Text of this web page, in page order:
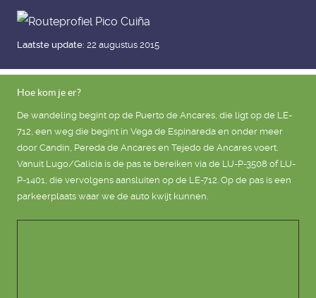
Laatste update: 22 augustus 2015
Hoe kom je er?
De wandeling begint op de Puerto de Ancares, die ligt op de LE-
712, een weg die begint in Vega de Espinareda en onder meer
door Candín, Pereda de Ancares en Tejedo de Ancares voert.
Vanuit Lugo/Galicia is de pas te bereiken via de LU-P-3508 of LU-
P-1401, die vervolgens aansluiten op de LE-712. Op de pas is een
parkeerplaats waar we de auto kwijt kunnen.